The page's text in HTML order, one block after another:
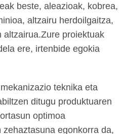
beste, aleazioak, kobrea,
altzairu herdoilgaitza,
altzairua.Zure proiektuak
ere, irtenbide egokia
teknika eta
ditugu produktuaren
optimoa
egonkorra da,